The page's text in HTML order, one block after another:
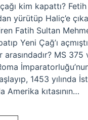
kim kapattı? Fetih
yürütüp Haliç’e
Fatih Sultan
Yeni Çağ’ı
arasındadır? MS
1453 yılında
Amerika kıtasının…